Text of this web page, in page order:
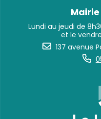
Lundi au jeudi de
et le
137 avenue